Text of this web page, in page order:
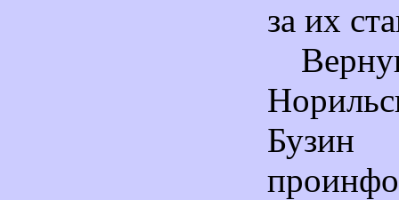
за их
Бузин